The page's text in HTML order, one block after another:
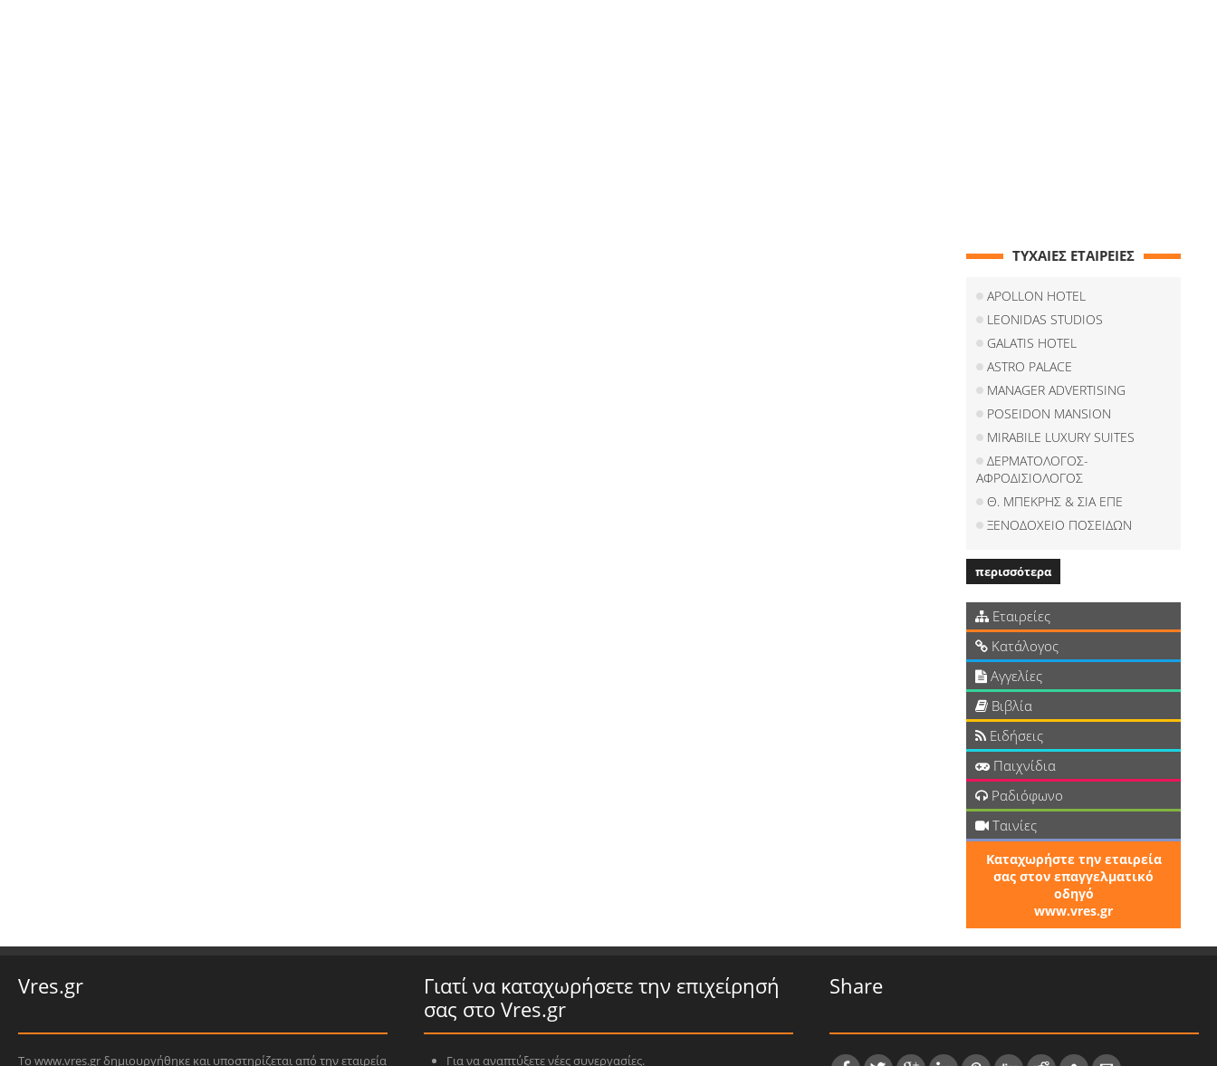
ΤΥΧΑΙΕΣ ΕΤΑΙΡΕΙΕΣ
APOLLON HOTEL
LEONIDAS STUDIOS
GALATIS HOTEL
ASTRO PALACE
MANAGER ADVERTISING
POSEIDON MANSION
MIRABILE LUXURY SUITES
ΔΕΡΜΑΤΟΛΟΓΟΣ-
ΑΦΡΟΔΙΣΙΟΛΟΓΟΣ
Θ. ΜΠΕΚΡΗΣ & ΣΙΑ ΕΠΕ
ΞΕΝΟΔΟΧΕΙΟ ΠΟΣΕΙΔΩΝ
περισσότερα
Εταιρείες
Κατάλογος
Αγγελίες
Βιβλία
Ειδήσεις
Παιχνίδια
Ραδιόφωνο
Ταινίες
Καταχωρήστε την εταιρεία
σας στον επαγγελματικό
οδηγό
www.vres.gr
Vres.gr
Το www.vres.gr δημιουργήθηκε και υποστηρίζεται από την εταιρεία
Γιατί να καταχωρήσετε την επιχείρησή
σας στο Vres.gr
Για να αναπτύξετε νέες συνεργασίες.
Share